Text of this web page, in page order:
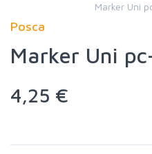
Marker Uni
Posca
Marker Uni
4,25 €